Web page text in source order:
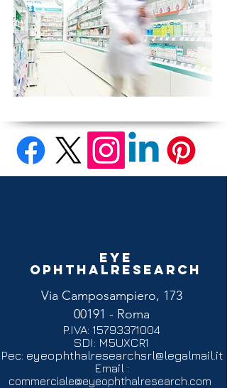
Eye
Ophthalresearch
Via Camposampiero, 173
00191 - Roma
P.IVA: 15793371004
SDI: M5UXCR1
Pec: eyeophthalresearchsrl@legalmail.it
Email :
commerciale@eyeophthalresearch.com